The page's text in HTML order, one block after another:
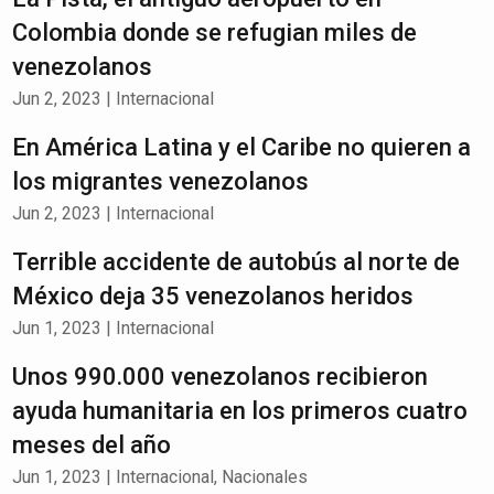
Colombia donde se refugian miles de
venezolanos
Jun 2, 2023 | Internacional
En América Latina y el Caribe no quieren a
los migrantes venezolanos
Jun 2, 2023 | Internacional
Terrible accidente de autobús al norte de
México deja 35 venezolanos heridos
Jun 1, 2023 | Internacional
Unos 990.000 venezolanos recibieron
ayuda humanitaria en los primeros cuatro
meses del año
Jun 1, 2023 | Internacional, Nacionales